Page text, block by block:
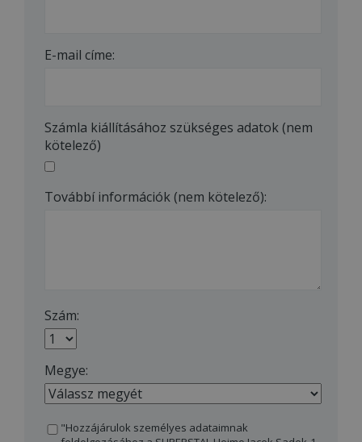
E-mail címe:
Számla kiállításához szükséges adatok (nem
kötelező)
Továbbí információk (nem kötelező):
Szám:
Megye:
"Hozzájárulok személyes adataimnak